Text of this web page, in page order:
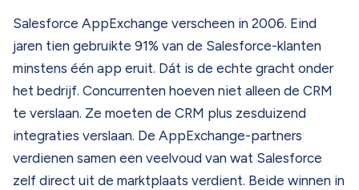
Salesforce AppExchange verscheen in 2006. Eind
jaren tien gebruikte 91% van de Salesforce-klanten
minstens één app eruit. Dát is de echte gracht onder
het bedrijf. Concurrenten hoeven niet alleen de CRM
te verslaan. Ze moeten de CRM plus zesduizend
integraties verslaan. De AppExchange-partners
verdienen samen een veelvoud van wat Salesforce
zelf direct uit de marktplaats verdient. Beide winnen in